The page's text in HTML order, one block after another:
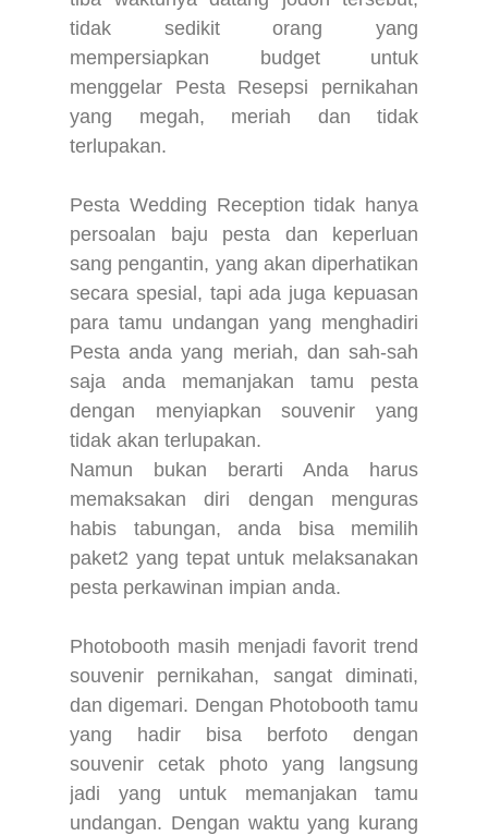
tidak sedikit orang yang
mempersiapkan budget untuk
menggelar Pesta Resepsi pernikahan
yang megah, meriah dan tidak
terlupakan.
Pesta Wedding Reception tidak hanya
persoalan baju pesta dan keperluan
sang pengantin, yang akan diperhatikan
secara spesial, tapi ada juga kepuasan
para tamu undangan yang menghadiri
Pesta anda yang meriah, dan sah-sah
saja anda memanjakan tamu pesta
dengan menyiapkan souvenir yang
tidak akan terlupakan.
Namun bukan berarti Anda harus
memaksakan diri dengan menguras
habis tabungan, anda bisa memilih
paket2 yang tepat untuk melaksanakan
pesta perkawinan impian anda.
Photobooth masih menjadi favorit trend
souvenir pernikahan, sangat diminati,
dan digemari. Dengan Photobooth tamu
yang hadir bisa berfoto dengan
souvenir cetak photo yang langsung
jadi yang untuk memanjakan tamu
undangan. Dengan waktu yang kurang